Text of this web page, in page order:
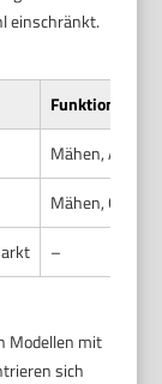
einschränkt.
Funktion
Mähen, App-
Mähen, GPS-
–
Modellen mit
sich